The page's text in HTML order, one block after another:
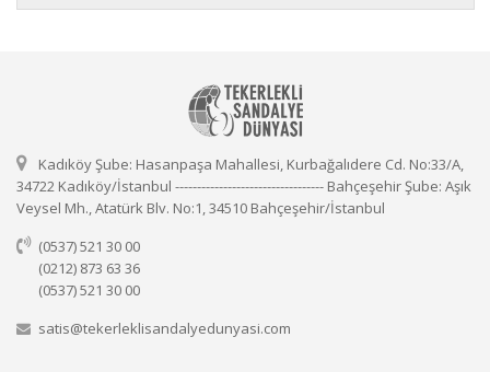
Kadıköy Şube: Hasanpaşa Mahallesi, Kurbağalıdere Cd. No:33/A,
34722 Kadıköy/İstanbul ---------------------------------- Bahçeşehir Şube: Aşık
Veysel Mh., Atatürk Blv. No:1, 34510 Bahçeşehir/İstanbul
(0537) 521 30 00
(0212) 873 63 36
(0537) 521 30 00
satis@tekerleklisandalyedunyasi.com